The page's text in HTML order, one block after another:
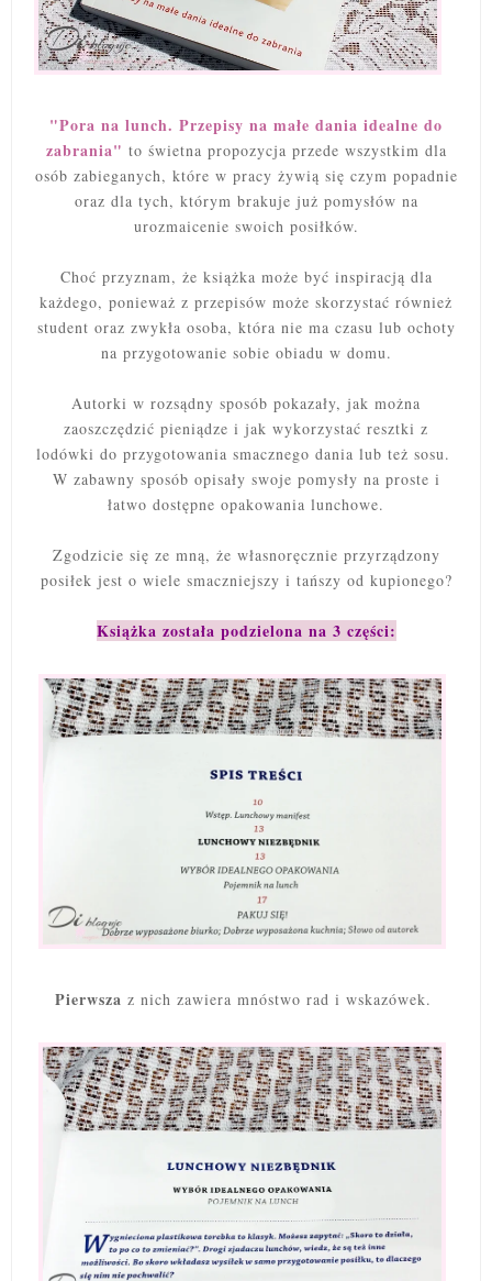
"Pora na lunch. Przepisy na małe dania idealne do
zabrania" to świetna propozycja przede wszystkim dla
osób zabieganych, które w pracy żywią się czym popadnie
oraz dla tych, którym brakuje już pomysłów na
urozmaicenie swoich posiłków.
Choć przyznam, że książka może być inspiracją dla
każdego, ponieważ z przepisów może skorzystać również
student oraz zwykła osoba, która nie ma czasu lub ochoty
na przygotowanie sobie obiadu w domu.
Autorki w rozsądny sposób pokazały, jak można
zaoszczędzić pieniądze i jak wykorzystać resztki z
lodówki do przygotowania smacznego dania lub też sosu.
W zabawny sposób opisały swoje pomysły na proste i
łatwo dostępne opakowania lunchowe.
Zgodzicie się ze mną, że własnoręcznie przyrządzony
posiłek jest o wiele smaczniejszy i tańszy od kupionego?
Książka została podzielona na 3 części:
Pierwsza z nich zawiera mnóstwo rad i wskazówek.